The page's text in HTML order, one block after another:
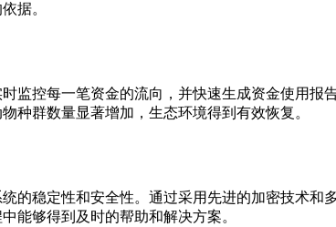
据。
监控每一笔资金的流向，并快速生成资金使用报
种群数量显著增加，生态环境得到有效恢复。
的稳定性和安全性。通过采用先进的加密技术和
能够得到及时的帮助和解决方案。